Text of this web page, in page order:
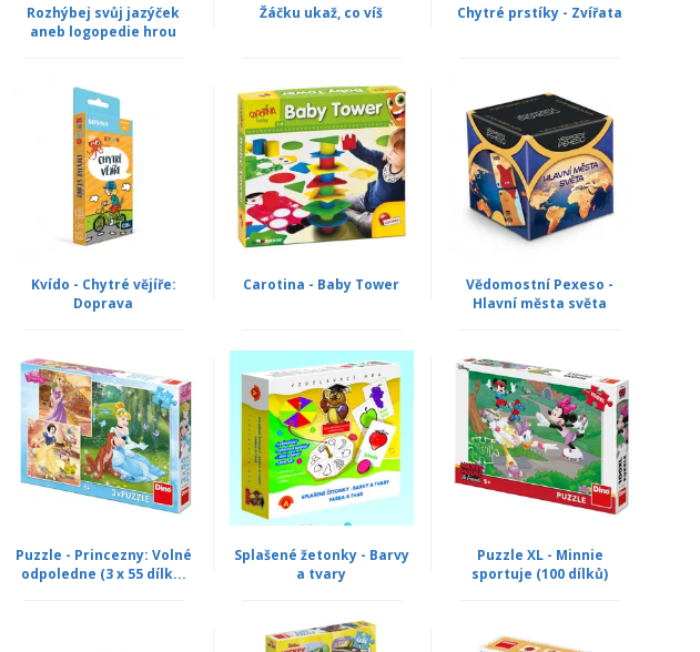
Rozhýbej svůj jazýček
aneb logopedie hrou
Žáčku ukaž, co víš Chytré prstíky - Zvířata
Kvído - Chytré vějíře:
Doprava
Carotina - Baby Tower
Vědomostní Pexeso -
Hlavní města světa
Puzzle - Princezny: Volné
odpoledne (3 x 55 dílk...
Splašené žetonky - Barvy
a tvary
Puzzle XL - Minnie
sportuje (100 dílků)